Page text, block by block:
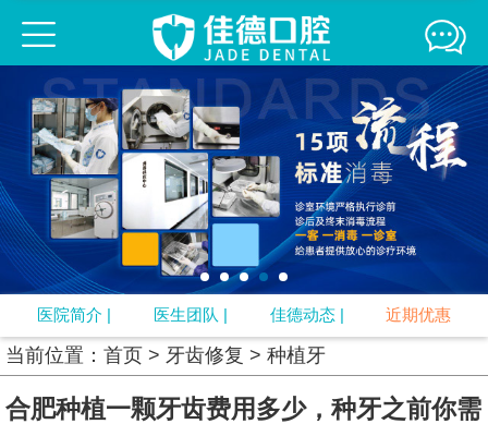
佳德简介 医生团队 来院路线
媒体报道 精彩互动 牙齿正畸
牙齿修复 口腔疾病
口腔预防 专题
口腔知识
医院简介 | 医生团队 | 佳德动态 | 近期优惠
当前位置： 首页 > 牙齿修复 > 种植牙
合肥种植一颗牙齿费用多少，种牙之前你需